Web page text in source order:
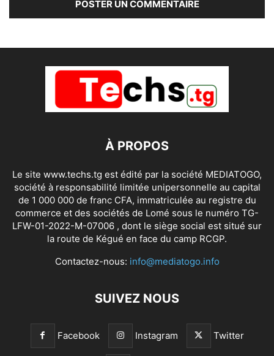
À PROPOS
Le site www.techs.tg est édité par la société MEDIATOGO,
société à responsabilité limitée unipersonnelle au capital
de 1 000 000 de franc CFA, immatriculée au registre du
commerce et des sociétés de Lomé sous le numéro TG-
LFW-01-2022-M-07006 , dont le siège social est situé sur
la route de Kégué en face du camp RCGP.
Contactez-nous: info@mediatogo.info
SUIVEZ NOUS
Facebook Instagram Twitter